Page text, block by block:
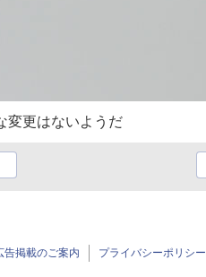
変更はないようだ
告掲載のご案内 プライバシーポリシー